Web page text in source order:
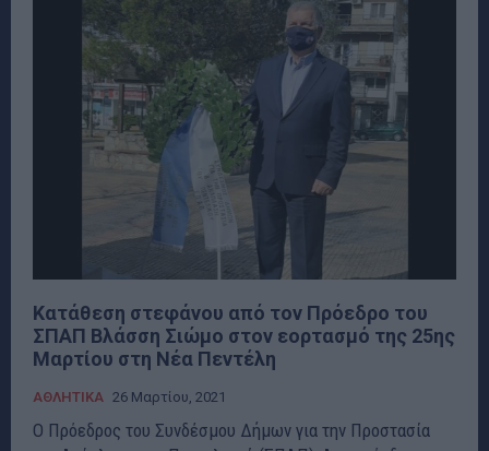
Κατάθεση στεφάνου από τον Πρόεδρο του
ΣΠΑΠ Βλάσση Σιώμο στον εορτασμό της 25ης
Μαρτίου στη Νέα Πεντέλη
ΑΘΛΗΤΙΚΑ 26 Μαρτίου, 2021
Ο Πρόεδρος του Συνδέσμου Δήμων για την Προστασία